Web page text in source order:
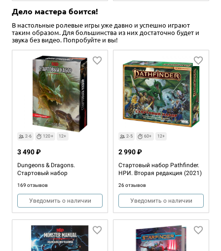
30-45 12+
Замес: Казаки против
помидоров
10 отзывов
1 490 ₽
2+ 30-45 12+
Замес: Мимими
1 490 ₽
Дело мастера боится!
В настольные ролевые игры уже давно и успешно играют
таким образом. Для большинства из них достаточно будет и
звука без видео. Попробуйте и вы!
2-6 120+ 12+
Dungeons & Dragons.
Стартовый набор
169 отзывов
3 490 ₽
Уведомить о наличии
2-5 60+ 12+
Стартовый набор Pathfinder.
НРИ. Вторая редакция (2021)
26 отзывов
2 990 ₽
Уведомить о наличии